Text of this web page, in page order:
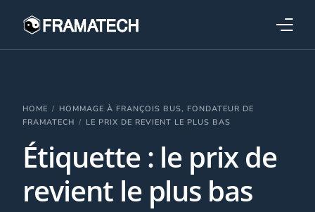
HOME
HOMMAGE À FRANÇOIS BUS, FONDATEUR DE
FRAMATECH
LE PRIX DE REVIENT LE PLUS BAS
Étiquette : le prix de
revient le plus bas
Formations
Performance électronique
Stratégies industrielles